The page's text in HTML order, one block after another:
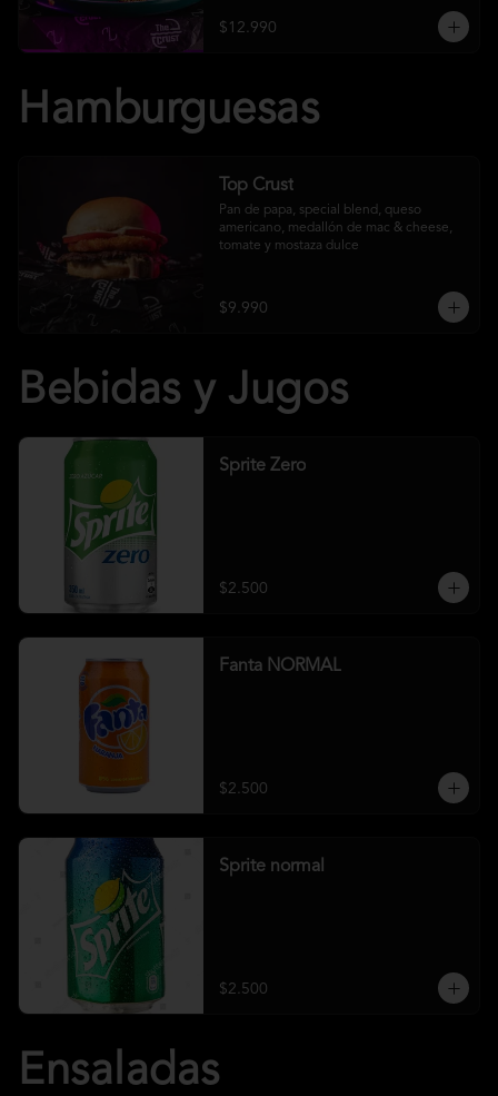
$12.990
Hamburguesas
Top Crust
Pan de papa, special blend, queso
americano, medallón de mac & cheese,
tomate y mostaza dulce
$9.990
Bebidas y Jugos
Sprite Zero
$2.500
Fanta NORMAL
$2.500
Sprite normal
$2.500
Ensaladas